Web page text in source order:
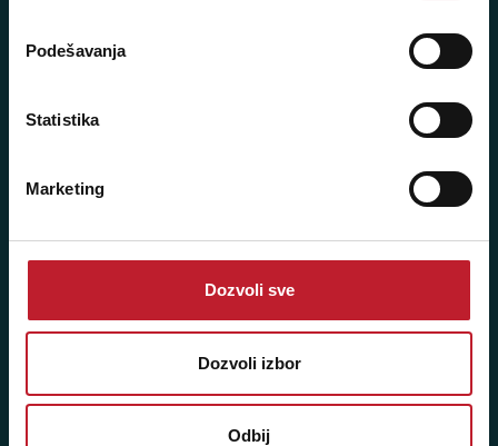
Podešavanja
Statistika
Marketing
Dozvoli sve
Dozvoli izbor
Odbij
Telefoni:
+381 11 3347 442
+381 11 3347 883